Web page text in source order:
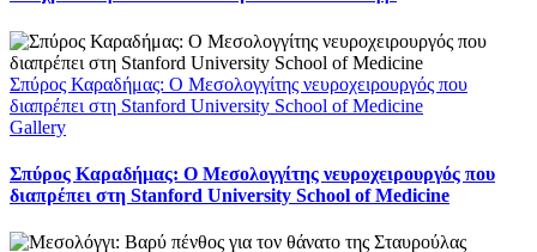
Σπύρος Καραδήμας: Ο Μεσολογγίτης νευροχειρουργός που
διαπρέπει στη Stanford University School of Medicine
Gallery
Σπύρος Καραδήμας: Ο Μεσολογγίτης νευροχειρουργός που
διαπρέπει στη Stanford University School of Medicine